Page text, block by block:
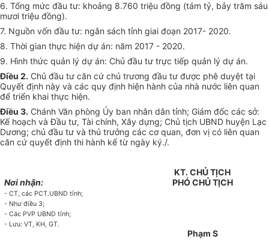
6. Tổng mức đầu tư: khoảng 8.760 triệu đồng (tám tỷ, bảy trăm sáu
mươi triệu đồng).
7. Nguồn vốn đầu tư: ngân sách tỉnh giai đoạn 2017- 2020.
8. Thời gian thực hiện dự án: năm 2017 - 2020.
9. Hình thức quản lý dự án: Chủ đầu tư trực tiếp quản lý dự án.
Điều 2. Chủ đầu tư căn cứ chủ trương đầu tư được phê duyệt tại
Quyết định này và các quy định hiện hành của nhà nước liên quan
để triển khai thực hiện.
Điều 3. Chánh Văn phòng Ủy ban nhân dân tỉnh; Giám đốc các sở:
Kế hoạch và Đầu tư, Tài chính, Xây dựng; Chủ tịch UBND huyện Lạc
Dương; chủ đầu tư và thủ trưởng các cơ quan, đơn vị có liên quan
căn cứ quyết định thi hành kể từ ngày ký./.
Nơi nhận:
- CT, các PCT.UBND tỉnh;
- Như điều 3;
- Các PVP UBND tỉnh;
- Lưu: VT, KH, GT.
KT. CHỦ TỊCH
PHÓ CHỦ TỊCH
Phạm S